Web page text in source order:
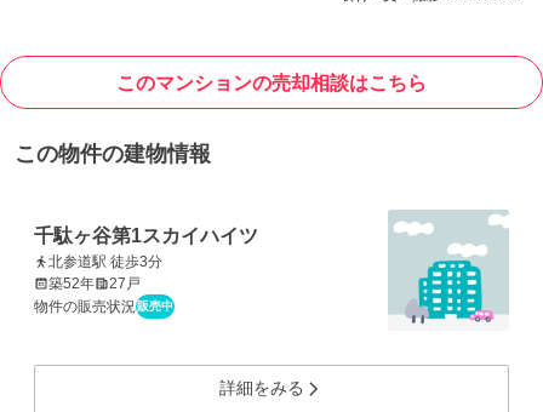
このマンションの売却相談はこちら
この物件の建物情報
千駄ヶ谷第1スカイハイツ
北参道駅 徒歩3分
築52年
27戸
物件の販売状況 販売中
詳細をみる